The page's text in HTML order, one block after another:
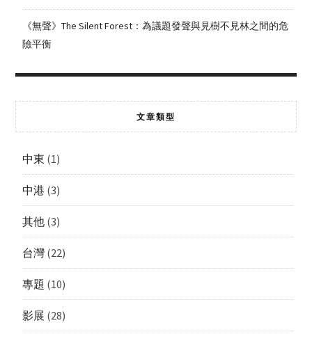
《無聲》The Silent Forest：為議題發聲與見樹不見林之間的危
險平衡
文章類型
中東 (1)
中港 (3)
其他(3)
台灣(22)
專題 (10)
影展 (28)